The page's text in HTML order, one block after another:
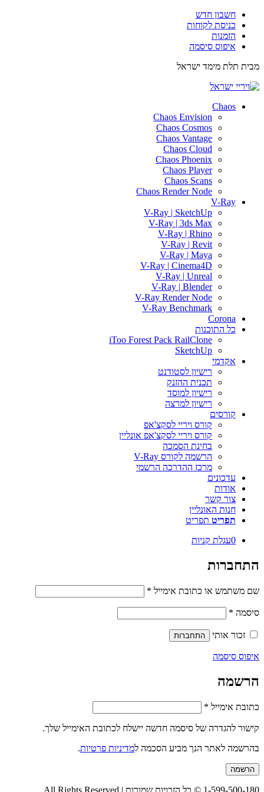
חשבון חדש
כניסת לקוחות
הזמנות
איפוס סיסמה
מבית תלת מימד ישראל
Chaos
Chaos Envision
Chaos Cosmos
Chaos Vantage
Chaos Cloud
Chaos Phoenix
Chaos Player
Chaos Scans
Chaos Render Node
V-Ray
V-Ray | SketchUp
V-Ray | 3ds Max
V-Ray | Rhino
V-Ray | Revit
V-Ray | Maya
V-Ray | Cinema4D
V-Ray | Unreal
V-Ray | Blender
V-Ray Render Node
V-Ray Benchmark
Corona
כל התוכנות
iToo Forest Pack RailClone
SketchUp
אקדמי
רישיון לסטודנט
תכנית ההזנק
רישיון למוסד
רישיון למרצה
קורסים
קורס ויריי לסקצ'אפ
קורס ויריי לסקצ'אפ אונליין
בחינת הסמכה
הרשמה לקורס V-Ray
מרכז ההדרכה הרשמי
עדכונים
אודות
צור קשר
חנות האונליין
תפריט תפריט
0עגלת קניות
התחברות
שם משתמש או כתובת אימייל *
סיסמה *
זכור אותי התחברות
איפוס סיסמה
הרשמה
כתובת אימייל *
קישור להגדרה של סיסמה חדשה יישלח לכתובת האימייל שלך.
בהרשמה לאתר הנך מביע הסכמה למדיניות פרטיות.
הרשמה
1-599-500-180 © כל הזכויות שמורות | All Rights Reserved